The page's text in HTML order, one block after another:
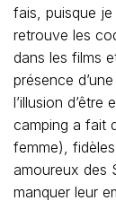
fais, puisque je
retrouve les
dans les films
présence
l’illusion
camping a fait
femme),
amoureux des
manquer leur